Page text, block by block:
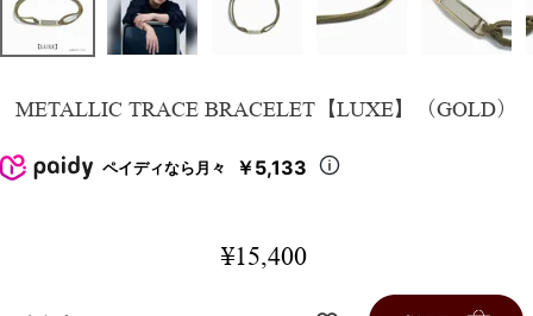
METALLIC TRACE BRACELET【LUXE】（GOLD）
ペイディなら月々 ￥5,133
¥15,400